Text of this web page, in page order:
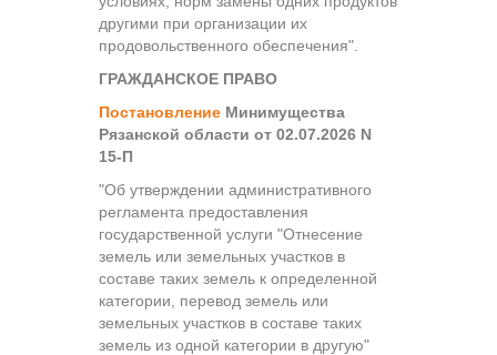
другими при организации их
продовольственного обеспечения".
ГРАЖДАНСКОЕ ПРАВО
Постановление Минимущества
Рязанской области от 02.07.2026 N
15-П
"Об утверждении административного
регламента предоставления
государственной услуги "Отнесение
земель или земельных участков в
составе таких земель к определенной
категории, перевод земель или
земельных участков в составе таких
земель из одной категории в другую"